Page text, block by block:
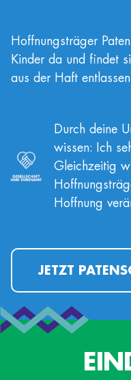
Hoffnungsträger
Kinder da und findet
aus der Haft
Durch deine
wissen: Ich
Gleichzeitig
Hoffnung
JETZT